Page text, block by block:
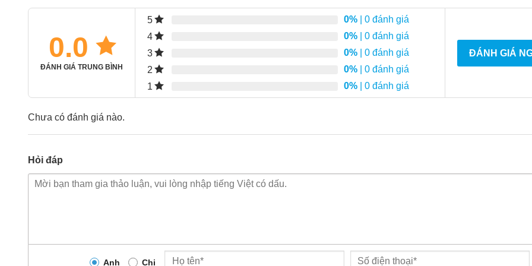
0.0
ĐÁNH GIÁ TRUNG BÌNH
5 0% | 0 đánh giá
4
0% | 0 đánh giá
3
0% | 0 đánh giá
2
0% | 0 đánh giá
1
0% | 0 đánh giá
ĐÁNH GIÁ
Chưa có đánh giá nào.
Hỏi đáp
Anh Chị